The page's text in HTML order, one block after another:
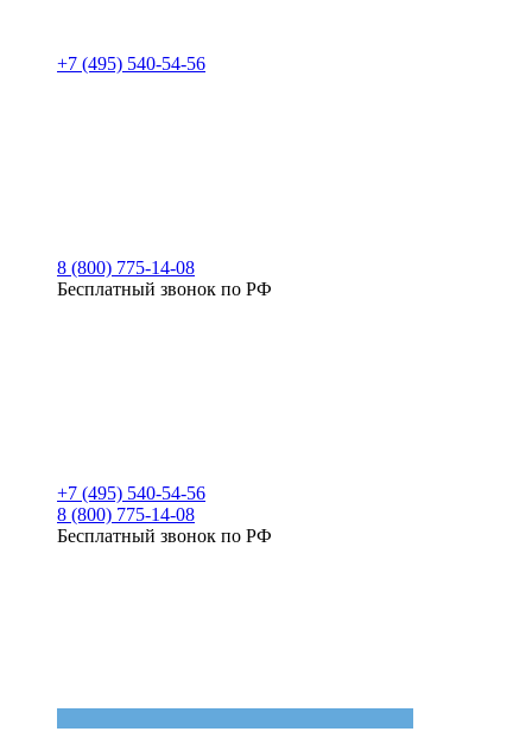
+7 (495) 540-54-56
8 (800) 775-14-08
Бесплатный звонок по РФ
+7 (495) 540-54-56
8 (800) 775-14-08
Бесплатный звонок по РФ